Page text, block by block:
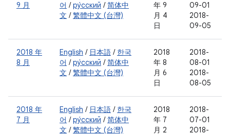
9 月
어 /ру́сский /简体中
文 /繁體中文 (台灣)
年 9
月 4
日
09-01
2018-
09-05
2018 年
8 月
English / 日本語 / 한국
어 /ру́сский /简体中
文 /繁體中文 (台灣)
2018
年 8
月 6
日
2018-
08-01
2018-
08-05
2018 年
7 月
English / 日本語 / 한국
어 /ру́сский /简体中
文 /繁體中文 (台灣)
2018
年 7
月 2
2018-
07-01
2018-